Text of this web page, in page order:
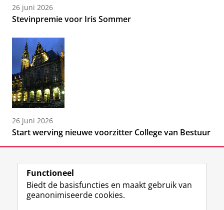
26 juni 2026
Stevinpremie voor Iris Sommer
26 juni 2026
Start werving nieuwe voorzitter College van Bestuur
Functioneel
Biedt de basisfuncties en maakt gebruik van
geanonimiseerde cookies.